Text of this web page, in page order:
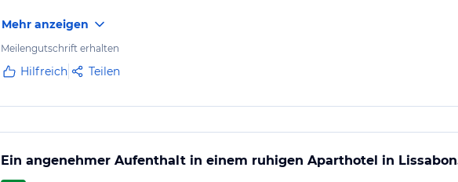
Mehr anzeigen
Meilengutschrift erhalten
Hilfreich Teilen
Ein angenehmer Aufenthalt in einem ruhigen Aparthotel in